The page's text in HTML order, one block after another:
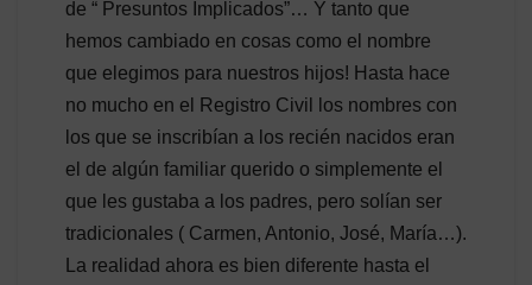
de “ Presuntos Implicados”… Y tanto que
hemos cambiado en cosas como el nombre
que elegimos para nuestros hijos! Hasta hace
no mucho en el Registro Civil los nombres con
los que se inscribían a los recién nacidos eran
el de algún familiar querido o simplemente el
que les gustaba a los padres, pero solían ser
tradicionales ( Carmen, Antonio, José, María…).
La realidad ahora es bien diferente hasta el